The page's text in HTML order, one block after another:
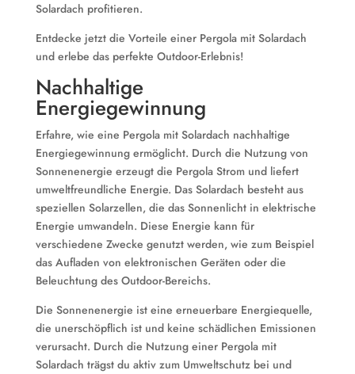
Solardach profitieren.
Entdecke jetzt die Vorteile einer Pergola mit Solardach
und erlebe das perfekte Outdoor-Erlebnis!
Nachhaltige
Energiegewinnung
Erfahre, wie eine Pergola mit Solardach nachhaltige
Energiegewinnung ermöglicht. Durch die Nutzung von
Sonnenenergie erzeugt die Pergola Strom und liefert
umweltfreundliche Energie. Das Solardach besteht aus
speziellen Solarzellen, die das Sonnenlicht in elektrische
Energie umwandeln. Diese Energie kann für
verschiedene Zwecke genutzt werden, wie zum Beispiel
das Aufladen von elektronischen Geräten oder die
Beleuchtung des Outdoor-Bereichs.
Die Sonnenenergie ist eine erneuerbare Energiequelle,
die unerschöpflich ist und keine schädlichen Emissionen
verursacht. Durch die Nutzung einer Pergola mit
Solardach trägst du aktiv zum Umweltschutz bei und